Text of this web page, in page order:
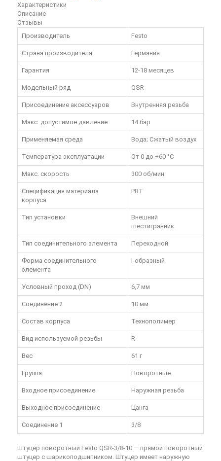
Характеристики
Описание
Отзывы
Производитель
Festo
Страна производителя Германия
Гарантия 12-18 месяцев
Модельный ряд QSR
Присоединение аксессуаров Внутренняя резьба
Макс. допустимое давление 14 бар
Применяемая среда Вода; Сжатый воздух
Температура эксплуатации От 0 до +60 °C
Макс. скорость 300 об/мин
Спецификация материала
корпуса
PBT
Тип установки
Внешний
шестигранник
Тип соединительного элемента Переходной
Форма соединительного
элемента
I-образный
Условный проход (DN) 6,7 мм
Соединение 2 10 мм
Состав корпуса Технополимер
Вид используемой резьбы R
Вес 61 г
Группа Поворотные
Входное присоединение Наружная резьба
Выходное присоединение Цанга
Соединение 1 3/8
Штуцер поворотный Festo QSR-3/8-10 — прямой поворотный
штуцер с шарикоподшипником. Штуцер имеет наружную